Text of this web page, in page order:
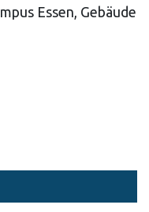
Essen, Gebäude